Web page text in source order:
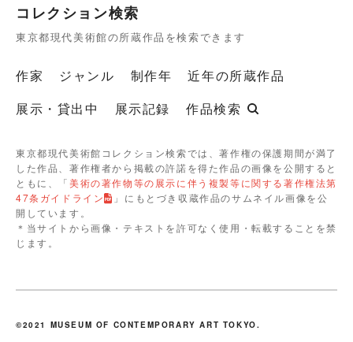
コレクション検索
東京都現代美術館の所蔵作品を検索できます
作家 ジャンル 制作年
近年の所蔵作品
展示・貸出中
展示記録 作品検索
東京都現代美術館コレクション検索では、著作権の保護期間が満了
した作品、著作権者から掲載の許諾を得た作品の画像を公開すると
ともに、「美術の著作物等の展示に伴う複製等に関する著作権法第
47条ガイドライン
」にもとづき収蔵作品のサムネイル画像を公
開しています。
＊当サイトから画像・テキストを許可なく使用・転載することを禁
じます。
©2021 MUSEUM OF CONTEMPORARY ART TOKYO.